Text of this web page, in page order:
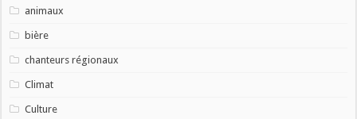
animaux
bière
chanteurs régionaux
Climat
Culture